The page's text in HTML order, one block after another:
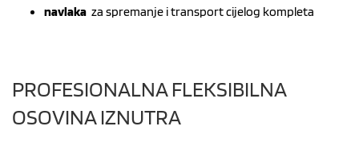
navlaka za spremanje i transport cijelog kompleta
PROFESIONALNA FLEKSIBILNA
OSOVINA IZNUTRA